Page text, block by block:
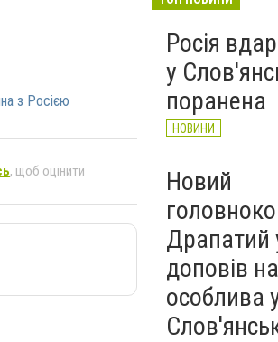
з Росією
, щоб оцінити
Росія
у
поранена
НОВИНИ
Новий
Драпатий
доповів
особлива